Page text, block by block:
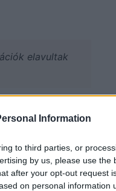
Information
to third parties, or
by us, please use the
after your opt-out request
on personal information
elavultak
Pinterest
től az új